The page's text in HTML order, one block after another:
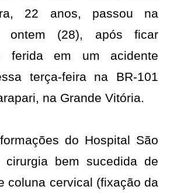
22 anos, passou na
ontem (28), após ficar
ferida em um acidente
terça-feira na BR-101
na Grande Vitória.
do Hospital São
cirurgia bem sucedida de
coluna cervical (fixação da